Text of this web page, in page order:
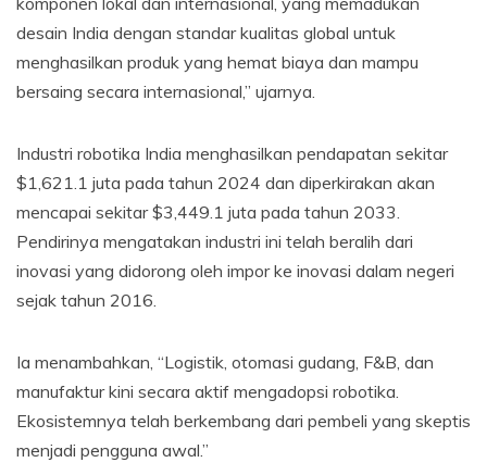
desain India dengan standar kualitas global untuk
menghasilkan produk yang hemat biaya dan mampu
bersaing secara internasional,” ujarnya.
Industri robotika India menghasilkan pendapatan sekitar
$1,621.1 juta pada tahun 2024 dan diperkirakan akan
mencapai sekitar $3,449.1 juta pada tahun 2033.
Pendirinya mengatakan industri ini telah beralih dari
inovasi yang didorong oleh impor ke inovasi dalam negeri
sejak tahun 2016.
Ia menambahkan, “Logistik, otomasi gudang, F&B, dan
manufaktur kini secara aktif mengadopsi robotika.
Ekosistemnya telah berkembang dari pembeli yang skeptis
menjadi pengguna awal.”